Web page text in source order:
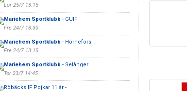
Lör 25/7 13:15
Mariehem Sportklubb - GUIF
Fre 24/7 18:30
Mariehem Sportklubb - Hörnefors
Fre 24/7 13:15
Mariehem Sportklubb - Selånger
Tor 23/7 14:45
Röbäcks IF Pojkar 11 år -